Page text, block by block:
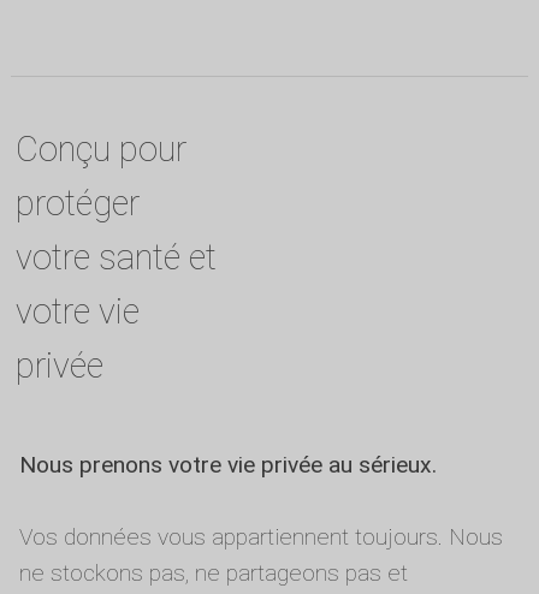
Conçu pour
protéger
votre santé et
votre vie
privée
Nous prenons votre vie privée au sérieux.
Vos données vous appartiennent toujours. Nous
ne stockons pas, ne partageons pas et